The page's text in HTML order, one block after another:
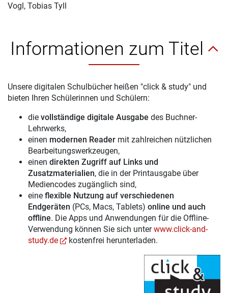
Vogl, Tobias Tyll
Informationen zum Titel
Unsere digitalen Schulbücher heißen "click & study" und
bieten Ihren Schülerinnen und Schülern:
die vollständige digitale Ausgabe des Buchner-
Lehrwerks,
einen modernen Reader mit zahlreichen nützlichen
Bearbeitungswerkzeugen,
einen direkten Zugriff auf Links und
Zusatzmaterialien, die in der Printausgabe über
Mediencodes zugänglich sind,
eine flexible Nutzung auf verschiedenen
Endgeräten (PCs, Macs, Tablets) online und auch
offline. Die Apps und Anwendungen für die Offline-
Verwendung können Sie sich unterwww.click-and-
study.de
kostenfrei herunterladen.